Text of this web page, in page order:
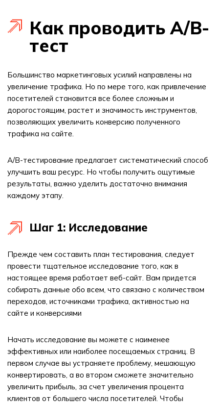
Как проводить A/B-
тест
Большинство маркетинговых усилий направлены на
увеличение трафика. Но по мере того, как привлечение
посетителей становится все более сложным и
дорогостоящим, растет и значимость инструментов,
позволяющих увеличить конверсию полученного
трафика на сайте.
A/B-тестирование предлагает систематический способ
улучшить ваш ресурс. Но чтобы получить ощутимые
результаты, важно уделить достаточно внимания
каждому этапу.
Шаг 1: Исследование
Прежде чем составить план тестирования, следует
провести тщательное исследование того, как в
настоящее время работает веб-сайт. Вам придется
собирать данные обо всем, что связано с количеством
переходов, источниками трафика, активностью на
сайте и конверсиями
Начать исследование вы можете с наименее
эффективных или наиболее посещаемых страниц. В
первом случае вы устраняете проблему, мешающую
конвертировать, а во втором сможете значительно
увеличить прибыль, за счет увеличения процента
клиентов от большего числа посетителей. Чтобы